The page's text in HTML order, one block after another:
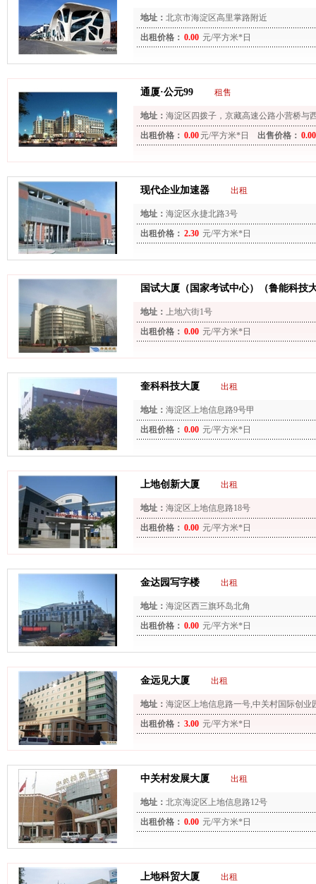
地址： 北京市海淀区高里掌路附近
出租价格： 0.00 元/平方米*日
通厦·公元99 租售
地址： 海淀区四拨子，京藏高速公路小营桥与
出租价格： 0.00 元/平方米*日 出售价格： 0.00
现代企业加速器 出租
地址： 海淀区永捷北路3号
出租价格： 2.30 元/平方米*日
国试大厦（国家考试中心）（鲁能科技
地址： 上地六街1号
出租价格： 0.00 元/平方米*日
奎科科技大厦 出租
地址： 海淀区上地信息路9号甲
出租价格： 0.00 元/平方米*日
上地创新大厦 出租
地址： 海淀区上地信息路18号
出租价格： 0.00 元/平方米*日
金达园写字楼 出租
地址： 海淀区西三旗环岛北角
出租价格： 0.00 元/平方米*日
金远见大厦 出租
地址： 海淀区上地信息路一号,中关村国际创业
出租价格： 3.00 元/平方米*日
中关村发展大厦 出租
地址： 北京海淀区上地信息路12号
出租价格： 0.00 元/平方米*日
上地科贸大厦 出租